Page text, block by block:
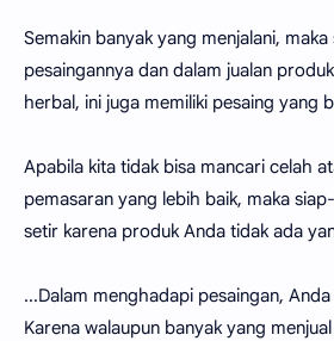
Semakin banyak yang menjalani,
pesaingannya dan dalam jualan
herbal, ini juga memiliki pesaing yang
Apabila kita tidak bisa mancari celah
pemasaran yang lebih baik, maka
setir karena produk Anda tidak ada
...Dalam menghadapi pesaingan,
Karena walaupun banyak yang